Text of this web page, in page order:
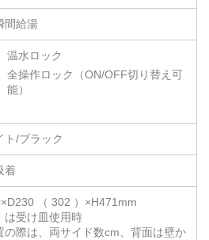
間給湯
温水ロック
全操作ロック（ON/OFF切り替え可
能）
ト/ブラック
着
（ 302 ）×H471mm
受け皿使用時
際は、両サイド数cm、背面は壁か